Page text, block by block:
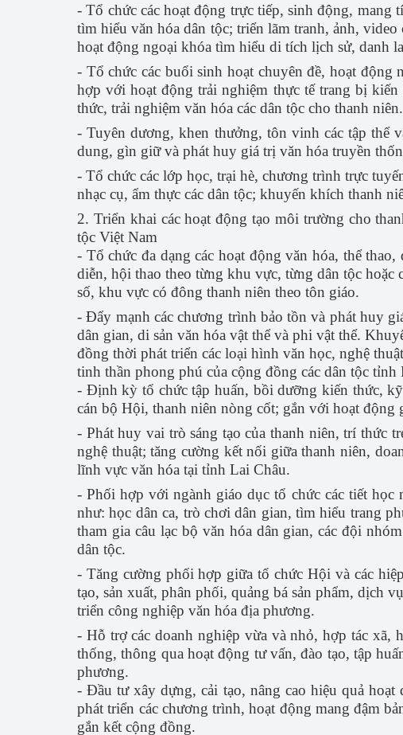
- Tổ chức các hoạt động trực tiếp, sinh động,
tìm hiểu văn hóa dân tộc; triển lãm tranh, ảnh,
hoạt động ngoại khóa tìm hiểu di tích lịch sử, danh
- Tổ chức các buổi sinh hoạt chuyên đề, hoạt
hợp với hoạt động trải nghiệm thực tế trang bị
thức, trải nghiệm văn hóa các dân tộc cho thanh niên.
- Tuyên dương, khen thưởng, tôn vinh các tập thể
dung, gìn giữ và phát huy giá trị văn hóa truyền
- Tổ chức các lớp học, trại hè, chương trình trực
nhạc cụ, ẩm thực các dân tộc; khuyến khích thanh
2. Triển khai các hoạt động tạo môi trường cho
tộc Việt Nam
- Tổ chức đa dạng các hoạt động văn hóa, thể
diễn, hội thao theo từng khu vực, từng dân tộc
số, khu vực có đông thanh niên theo tôn giáo.
- Đẩy mạnh các chương trình bảo tồn và phát huy
dân gian, di sản văn hóa vật thể và phi vật thể.
đồng thời phát triển các loại hình văn học, nghệ
tinh thần phong phú của cộng đồng các dân tộc tỉnh
- Định kỳ tổ chức tập huấn, bồi dưỡng kiến thức,
cán bộ Hội, thanh niên nòng cốt; gắn với hoạt
- Phát huy vai trò sáng tạo của thanh niên, trí thức
nghệ thuật; tăng cường kết nối giữa thanh niên,
lĩnh vực văn hóa tại tỉnh Lai Châu.
- Phối hợp với ngành giáo dục tổ chức các tiết
như: học dân ca, trò chơi dân gian, tìm hiểu trang
tham gia câu lạc bộ văn hóa dân gian, các đội
dân tộc.
- Tăng cường phối hợp giữa tổ chức Hội và các
tạo, sản xuất, phân phối, quảng bá sản phẩm, dịch
triển công nghiệp văn hóa địa phương.
- Hỗ trợ các doanh nghiệp vừa và nhỏ, hợp tác
thống, thông qua hoạt động tư vấn, đào tạo, tập
phương.
- Đầu tư xây dựng, cải tạo, nâng cao hiệu quả
phát triển các chương trình, hoạt động mang đậm
gắn kết cộng đồng.